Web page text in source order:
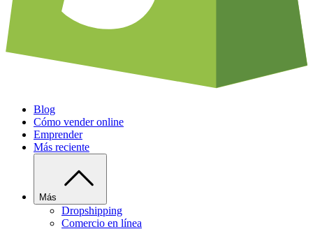
Blog
Cómo vender online
Emprender
Más reciente
Más
Dropshipping
Comercio en línea